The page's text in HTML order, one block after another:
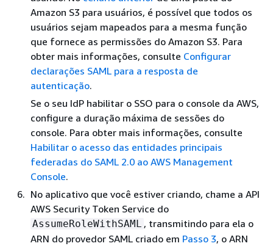
Amazon S3 para usuários, é possível que todos os
usuários sejam mapeados para a mesma função
que fornece as permissões do Amazon S3. Para
obter mais informações, consulte Configurar
declarações SAML para a resposta de
autenticação.
Se o seu IdP habilitar o SSO para o console da AWS,
configure a duração máxima de sessões do
console. Para obter mais informações, consulte
Habilitar o acesso das entidades principais
federadas do SAML 2.0 ao AWS Management
Console.
No aplicativo que você estiver criando, chame a API
AWS Security Token Service do
AssumeRoleWithSAML , transmitindo para ela o
ARN do provedor SAML criado em Passo 3, o ARN